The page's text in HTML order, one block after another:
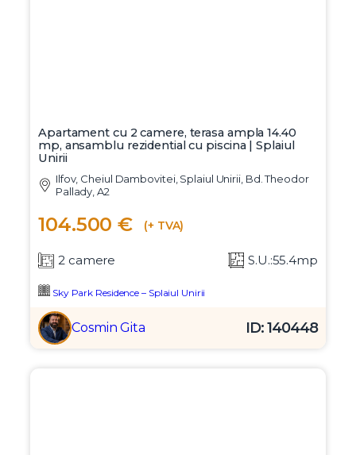
Apartament cu 2 camere, terasa ampla 14.40
mp, ansamblu rezidential cu piscina | Splaiul
Unirii
Ilfov, Cheiul Dambovitei, Splaiul Unirii, Bd. Theodor
Pallady, A2
104.500 € (+ TVA)
2 camere S.U.:55.4mp
Sky Park Residence – Splaiul Unirii
Cosmin Gita ID: 140448